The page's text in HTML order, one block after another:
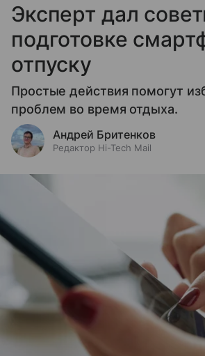
Эксперт дал
подготовке
отпуску
Простые действия помогут
проблем во время отдыха.
Андрей Бритенков
Редактор Hi-Tech Mail